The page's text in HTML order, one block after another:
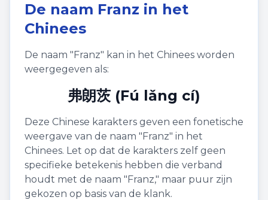
De naam Franz in het
Chinees
De naam "Franz" kan in het Chinees worden
weergegeven als:
弗朗茨 (Fú lǎng cí)
Deze Chinese karakters geven een fonetische
weergave van de naam "Franz" in het
Chinees. Let op dat de karakters zelf geen
specifieke betekenis hebben die verband
houdt met de naam "Franz," maar puur zijn
gekozen op basis van de klank.